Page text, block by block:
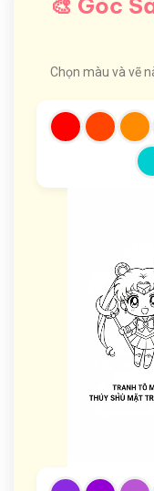
🎨 Góc
Chọn màu và vẽ